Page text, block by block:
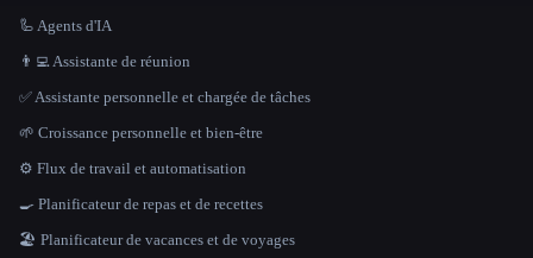
🦾 Agents d'IA
👨‍💻 Assistante de réunion
✅ Assistante personnelle et chargée de tâches
🌱 Croissance personnelle et bien-être
⚙️ Flux de travail et automatisation
🍳 Planificateur de repas et de recettes
🏖 Planificateur de vacances et de voyages